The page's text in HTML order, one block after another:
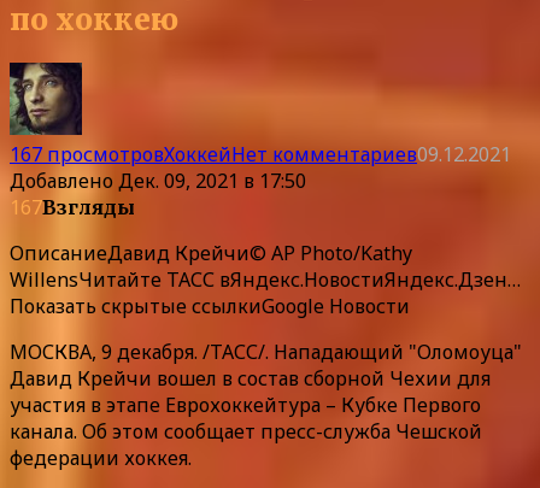
по хоккею
167 просмотровХоккейНет комментариев09.12.2021
ДобавленоДек. 09, 2021 в 17:50
167Взгляды
ОписаниеДавид Крейчи© AP Photo/Kathy
WillensЧитайте ТАСС вЯндекс.НовостиЯндекс.Дзен…
Показать скрытые ссылкиGoogle Новости
МОСКВА, 9 декабря. /ТАСС/. Нападающий "Оломоуца"
Давид Крейчи вошел в состав сборной Чехии для
участия в этапе Еврохоккейтура – Кубке Первого
канала. Об этом сообщает пресс-служба Чешской
федерации хоккея.